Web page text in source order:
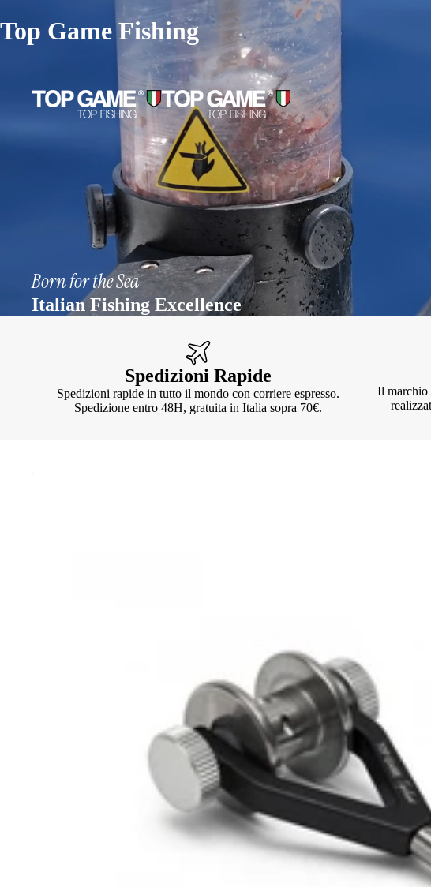
Top Game Fishing
Born for the Sea
Italian Fishing Excellence
Spedizioni Rapide
Spedizioni rapide in tutto il mondo con corriere espresso.
Spedizione entro 48H, gratuita in Italia sopra 70€.
Il marchio
Knotter